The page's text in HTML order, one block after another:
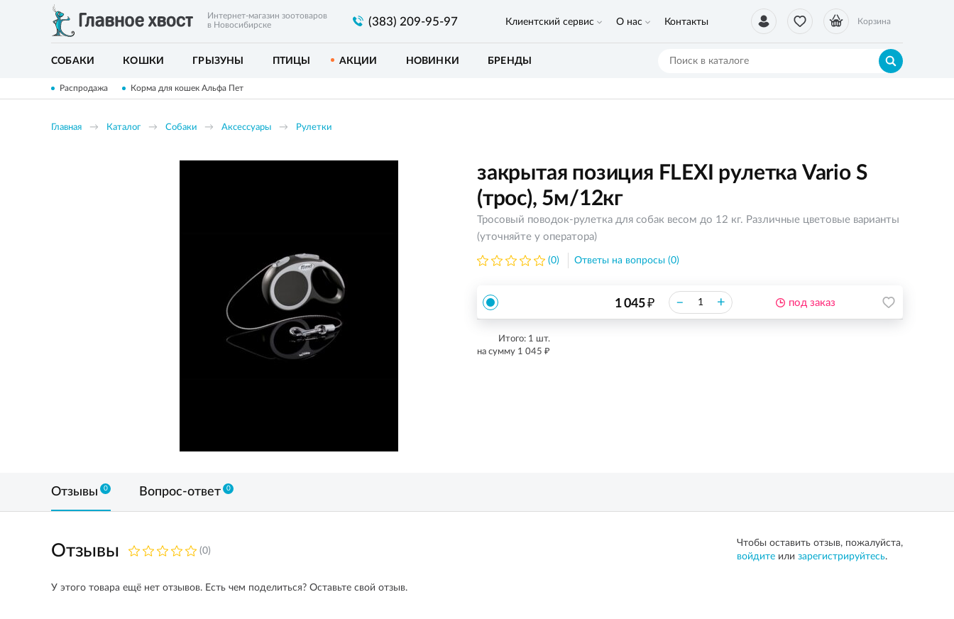
Интернет-магазин зоотоваров
в Новосибирске
(383) 209-95-97 Корзина
Клиентский сервис О нас Контакты
СОБАКИ КОШКИ ГРЫЗУНЫ ПТИЦЫ АКЦИИ НОВИНКИ БРЕНДЫ
Распродажа Корма для кошек Альфа Пет
Главная Каталог Собаки Аксессуары Рулетки
закрытая позиция FLEXI рулетка Vario S
(трос), 5м/12кг
Тросовый поводок-рулетка для собак весом до 12 кг. Различные цветовые варианты
(уточняйте у оператора)
(0) Ответы на вопросы (0)
1 045₽ – + под заказ
Итого: 1 шт.
на сумму 1 045 ₽
Отзывы 0 Вопрос-ответ 0
Отзывы (0)
Чтобы оставить отзыв, пожалуйста,
войдите или зарегистрируйтесь.
У этого товара ещё нет отзывов. Есть чем поделиться? Оставьте свой отзыв.